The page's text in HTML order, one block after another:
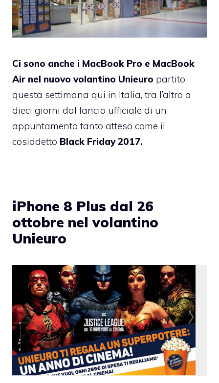
Ci sono anche i MacBook Pro e MacBook
Air nel nuovo volantino Unieuro partito
questa settimana qui in Italia, tra l’altro a
dieci giorni dal lancio ufficiale di un
appuntamento tanto atteso come il
cosiddetto Black Friday 2017.
iPhone 8 Plus dal 26
ottobre nel volantino
Unieuro